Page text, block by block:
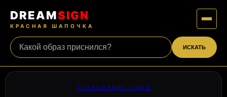
DREAMSIGN
КРАСНАЯ ШАПОЧКА
ИСКАТЬ
ТОЛКОВАНИЕ СНОВ